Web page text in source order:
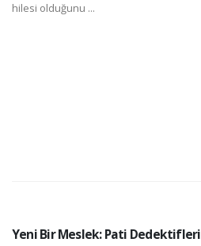
hilesi olduğunu ...
Yeni Bir Meslek: Pati Dedektifleri